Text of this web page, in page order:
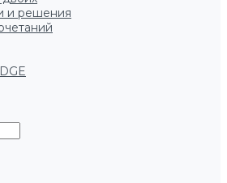
и решения